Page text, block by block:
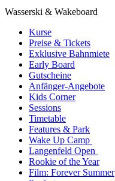
Wasserski & Wakeboard
Kurse
Preise & Tickets
Exklusive Bahnmiete
Early Board
Gutscheine
Anfänger-Angebote
Kids Corner
Sessions
Timetable
Features & Park
Wake Up Camp
Langenfeld Open
Rookie of the Year
Film: Forever Summer